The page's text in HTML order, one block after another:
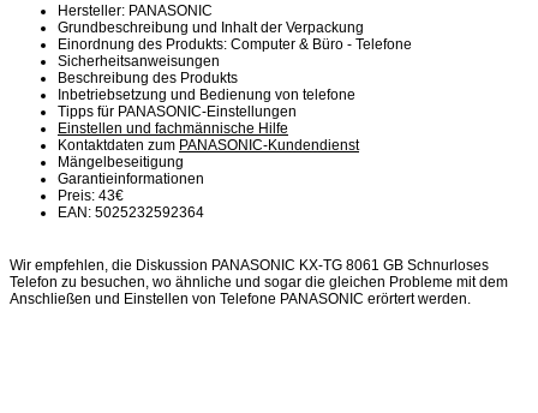
Hersteller: PANASONIC
Grundbeschreibung und Inhalt der Verpackung
Einordnung des Produkts: Computer & Büro - Telefone
Sicherheitsanweisungen
Beschreibung des Produkts
Inbetriebsetzung und Bedienung von telefone
Tipps für PANASONIC-Einstellungen
Einstellen und fachmännische Hilfe
Kontaktdaten zum PANASONIC-Kundendienst
Mängelbeseitigung
Garantieinformationen
Preis: 43€
EAN: 5025232592364
Wir empfehlen, die Diskussion PANASONIC KX-TG 8061 GB Schnurloses
Telefon zu besuchen, wo ähnliche und sogar die gleichen Probleme mit dem
Anschließen und Einstellen von Telefone PANASONIC erörtert werden.